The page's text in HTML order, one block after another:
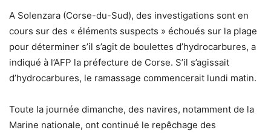
A Solenzara (Corse-du-Sud), des investigations sont en
cours sur des « éléments suspects » échoués sur la plage
pour déterminer s’il s’agit de boulettes d’hydrocarbures, a
indiqué à l’AFP la préfecture de Corse. S’il s’agissait
d’hydrocarbures, le ramassage commencerait lundi matin.
Toute la journée dimanche, des navires, notamment de la
Marine nationale, ont continué le repêchage des